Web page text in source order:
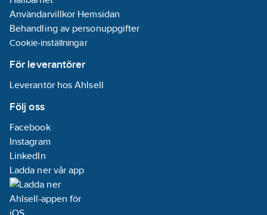
Användarvillkor Hemsidan
Behandling av personuppgifter
Cookie-inställningar
För leverantörer
Leverantör hos Ahlsell
Följ oss
Facebook
Instagram
LinkedIn
Ladda ner vår app